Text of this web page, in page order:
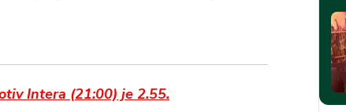
Intera (21:00) je 2.55.